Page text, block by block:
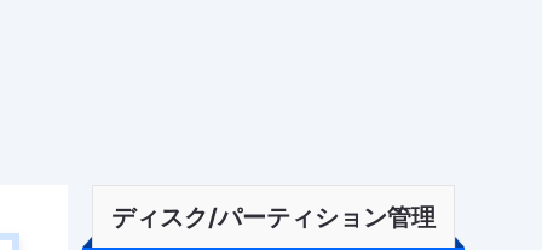
ディスク/パーティション管理